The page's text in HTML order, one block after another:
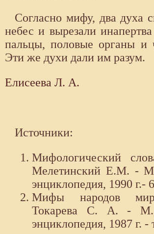
Согласно мифу, два духа
небес и вырезали
пальцы, половые органы и
Эти же духи дали им разум.
Елисеева Л. А.
Источники:
Мифологический
Мелетинский Е.М. -
энциклопедия, 1990 г.-
Мифы народов
Токарева С. А. - М.,
энциклопедия, 1987 г. -